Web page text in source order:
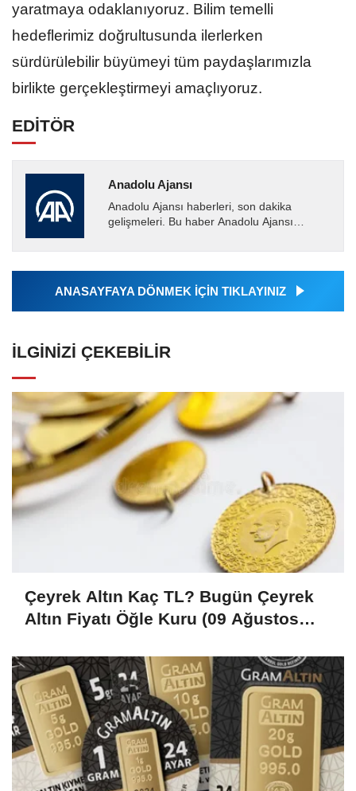
yaratmaya odaklanıyoruz. Bilim temelli
hedeflerimiz doğrultusunda ilerlerken
sürdürülebilir büyümeyi tüm paydaşlarımızla
birlikte gerçekleştirmeyi amaçlıyoruz.
EDİTÖR
Anadolu Ajansı
Anadolu Ajansı haberleri, son dakika
gelişmeleri. Bu haber Anadolu Ajansı
tarafından geçilen tüm...
ANASAYFAYA DÖNMEK İÇİN TIKLAYINIZ
İLGINIZI ÇEKEBILIR
Çeyrek Altın Kaç TL? Bugün Çeyrek
Altın Fiyatı Öğle Kuru (09 Ağustos